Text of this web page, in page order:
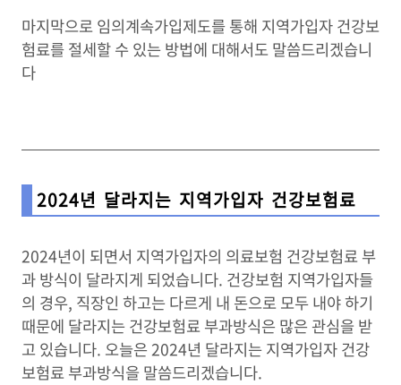
마지막으로 임의계속가입제도를 통해 지역가입자 건강보
험료를 절세할 수 있는 방법에 대해서도 말씀드리겠습니
다
2024년 달라지는 지역가입자 건강보험료
2024년이 되면서 지역가입자의 의료보험 건강보험료 부
과 방식이 달라지게 되었습니다. 건강보험 지역가입자들
의 경우, 직장인 하고는 다르게 내 돈으로 모두 내야 하기
때문에 달라지는 건강보험료 부과방식은 많은 관심을 받
고 있습니다. 오늘은 2024년 달라지는 지역가입자 건강
보험료 부과방식을 말씀드리겠습니다.